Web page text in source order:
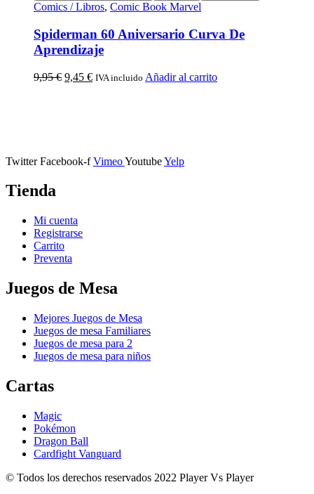
Comics / Libros, Comic Book Marvel
Spiderman 60 Aniversario Curva De
Aprendizaje
9,95€ 9,45 € IVA incluido Añadir al carrito
Twitter Facebook-f VimeoYoutubeYelp
Tienda
Mi cuenta
Registrarse
Carrito
Preventa
Juegos de Mesa
Mejores Juegos de Mesa
Juegos de mesa Familiares
Juegos de mesa para 2
Juegos de mesa para niños
Cartas
Magic
Pokémon
Dragon Ball
Cardfight Vanguard
© Todos los derechos reservados 2022 Player Vs Player